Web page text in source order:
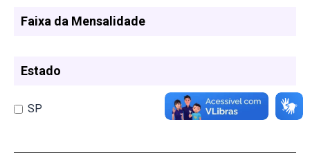
Faixa da Mensalidade
Estado
SP